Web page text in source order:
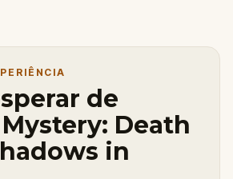
de
Death
in